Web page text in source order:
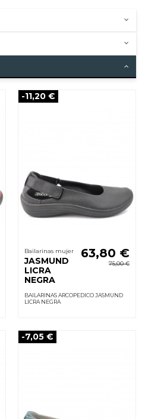
-11,20 €
Bailarinas mujer
JASMUND
LICRA
NEGRA
63,80 €
75,00 €
BAILARINAS ARCOPEDICO JASMUND
LICRA NEGRA
-7,05 €